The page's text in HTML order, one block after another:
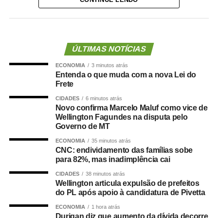
Além da assinatura do Termo de
Cooperação Técnica entre os órgãos e
instituições participantes, a passagem da
Norte proporcionou ainda a capacitação de
32 pessoas que atuarão na Rede. A
implantação da Rede de Enfrentamento foi
efetivada após pedido da Patrulha Maria
da Penha do município.
“Percebemos a dificuldade que temos ao
atender sozinhos os casos de violência
doméstica. Precisamos da Rede para
oferecer uma proteção e suporte maior.
ÚLTIMAS NOTÍCIAS
ECONOMIA 3 minutos atrás
Entenda o que muda com a nova Lei do
Frete
CIDADES 6 minutos atrás
Novo confirma Marcelo Maluf como vice de
Wellington Fagundes na disputa pelo
Governo de MT
ECONOMIA 35 minutos atrás
CNC: endividamento das famílias sobe
para 82%, mas inadimplência cai
CIDADES 38 minutos atrás
Wellington articula expulsão de prefeitos
do PL após apoio à candidatura de Pivetta
ECONOMIA 1 hora atrás